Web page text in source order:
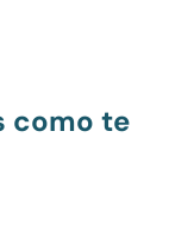
como te